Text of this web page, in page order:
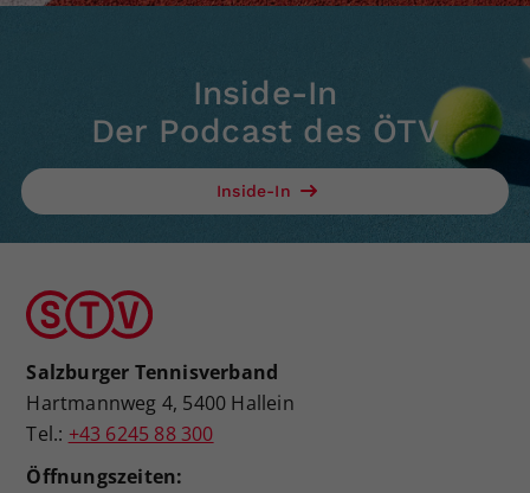
Inside-In
Der Podcast des ÖTV
Inside-In
Salzburger Tennisverband
Hartmannweg 4, 5400 Hallein
Tel.: +43 6245 88 300
Öffnungszeiten: